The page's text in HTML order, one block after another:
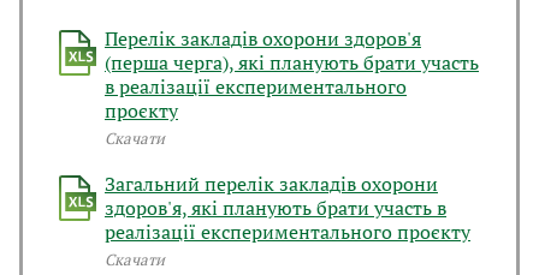
Перелік закладів охорони здоров'я
(перша черга), які планують брати участь
в реалізації експериментального
проєкту
Скачати
Загальний перелік закладів охорони
здоров'я, які планують брати участь в
реалізації експериментального проєкту
Скачати